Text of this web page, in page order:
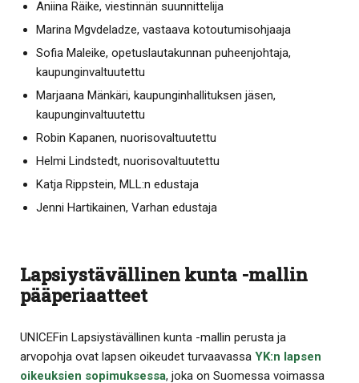
Aniina Räike, viestinnän suunnittelija
Marina Mgvdeladze, vastaava kotoutumisohjaaja
Sofia Maleike, opetuslautakunnan puheenjohtaja,
kaupunginvaltuutettu
Marjaana Mänkäri, kaupunginhallituksen jäsen,
kaupunginvaltuutettu
Robin Kapanen, nuorisovaltuutettu
Helmi Lindstedt, nuorisovaltuutettu
Katja Rippstein, MLL:n edustaja
Jenni Hartikainen, Varhan edustaja
Lapsiystävällinen kunta -mallin
pääperiaatteet
UNICEFin Lapsiystävällinen kunta -mallin perusta ja
arvopohja ovat lapsen oikeudet turvaavassa YK:n lapsen
oikeuksien sopimuksessa, joka on Suomessa voimassa